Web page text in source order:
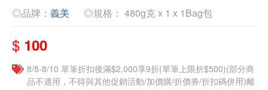
◎品牌： 義美 ◎規格： 480g克 x 1 x 1Bag包
$ 100
8/8-8/10 單筆折扣後滿$2,000享9折(單筆上限折$500)(部分商
品不適用，不得與其他促銷活動/加價購/折價券/折扣碼併用)離